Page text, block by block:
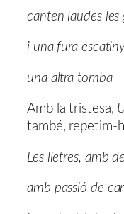
canten laudes les
i una fura
una altra tomba
Amb la tristesa,
també, repetim-
Les lletres, amb
amb passió de